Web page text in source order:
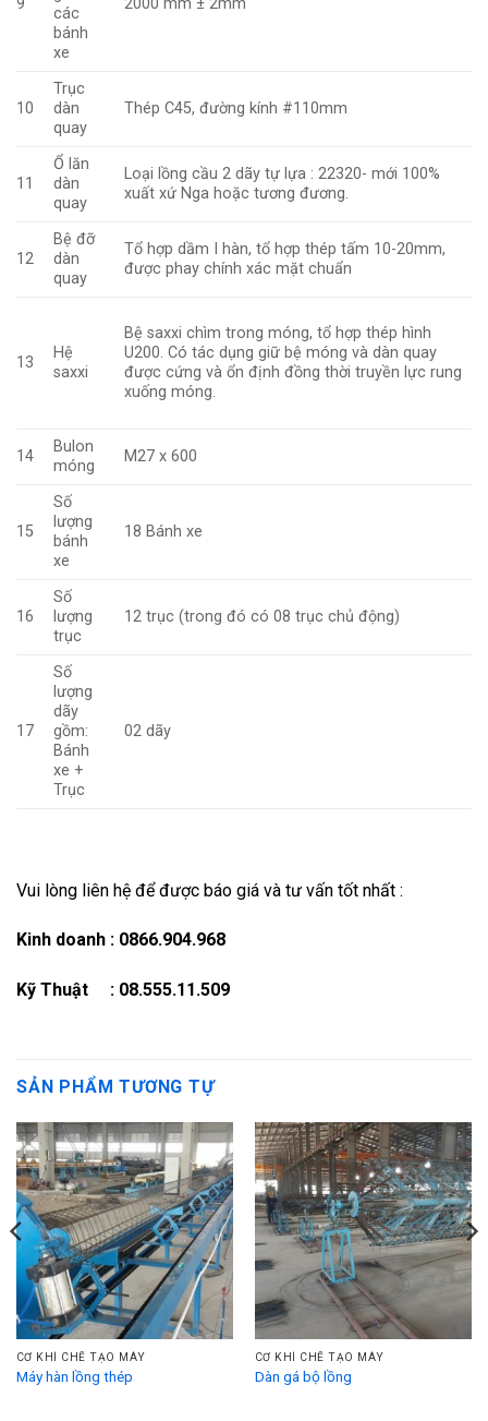
các
bánh
xe
10
Trục
dàn
quay
Thép C45, đường kính #110mm
11
Ổ lăn
dàn
quay
Loại lồng cầu 2 dãy tự lựa : 22320- mới 100%
xuất xứ Nga hoặc tương đương.
12
Bệ đỡ
dàn
quay
Tổ hợp dầm I hàn, tổ hợp thép tấm 10-20mm,
được phay chính xác mặt chuẩn
13
Hệ
saxxi
Bệ saxxi chìm trong móng, tổ hợp thép hình
U200. Có tác dụng giữ bệ móng và dàn quay
được cứng và ổn định đồng thời truyền lực rung
xuống móng.
14
Bulon
móng
M27 x 600
15
Số
lượng
bánh
xe
18 Bánh xe
16
Số
lượng
trục
12 trục (trong đó có 08 trục chủ động)
17
Số
lượng
dãy
gồm:
Bánh
xe +
Trục
02 dãy
Vui lòng liên hệ để được báo giá và tư vấn tốt nhất :
Kinh doanh : 0866.904.968
Kỹ Thuật : 08.555.11.509
SẢN PHẨM TƯƠNG TỰ
CƠ KHÍ CHẾ TẠO MÁY
Máy hàn lồng thép
CƠ KHÍ CHẾ TẠO MÁY
Dàn gá bộ lồng